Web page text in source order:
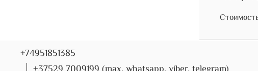
+74951851385